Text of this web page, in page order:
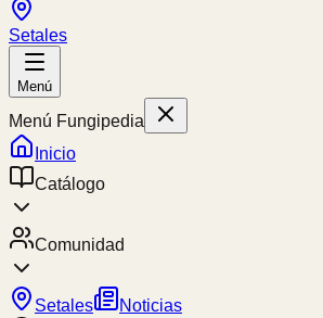
Setales
Menú
Menú Fungipedia
Inicio
Catálogo
Comunidad
Setales
Noticias